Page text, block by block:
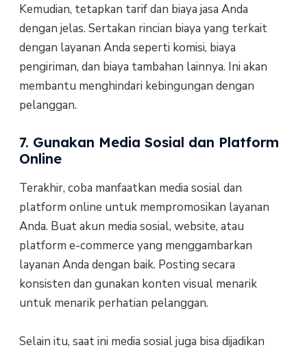
Kemudian, tetapkan tarif dan biaya jasa Anda
dengan jelas. Sertakan rincian biaya yang terkait
dengan layanan Anda seperti komisi, biaya
pengiriman, dan biaya tambahan lainnya. Ini akan
membantu menghindari kebingungan dengan
pelanggan.
7. Gunakan Media Sosial dan Platform
Online
Terakhir, coba manfaatkan media sosial dan
platform online untuk mempromosikan layanan
Anda. Buat akun media sosial, website, atau
platform e-commerce yang menggambarkan
layanan Anda dengan baik. Posting secara
konsisten dan gunakan konten visual menarik
untuk menarik perhatian pelanggan.
Selain itu, saat ini media sosial juga bisa dijadikan